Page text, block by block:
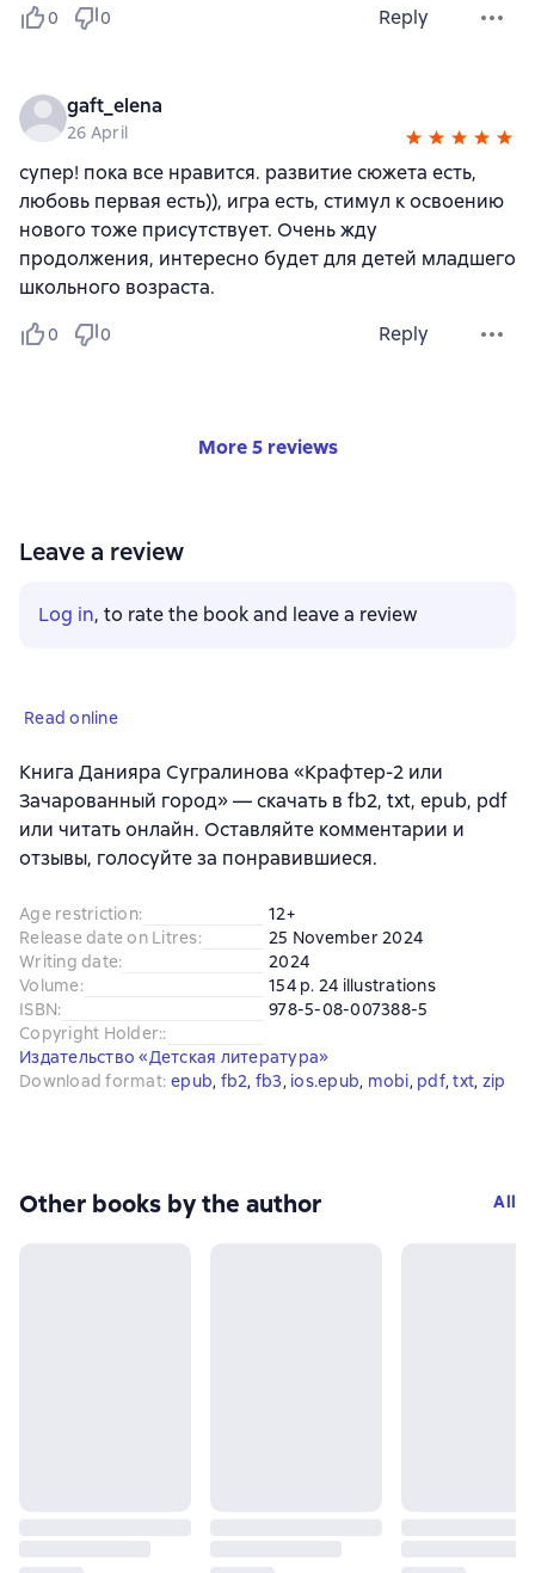
0 0 Reply
gaft_elena
26 April
супер! пока все нравится. развитие сюжета есть,
любовь первая есть)), игра есть, стимул к освоению
нового тоже присутствует. Очень жду
продолжения, интересно будет для детей младшего
школьного возраста.
0 0 Reply
More 5 reviews
Leave a review
Log in, to rate the book and leave a review
Read online
Книга Данияра Сугралинова «Крафтер-2 или
Зачарованный город» — скачать в fb2, txt, epub, pdf
или читать онлайн. Оставляйте комментарии и
отзывы, голосуйте за понравившиеся.
Age restriction:
12+
Release date on Litres:
25 November 2024
Writing date:
2024
Volume:
154 p. 24 illustrations
ISBN:
978-5-08-007388-5
Copyright Holder::
Издательство «Детская литература»
Download format: epub, fb2, fb3, ios.epub, mobi, pdf, txt, zip
Other books by the author All